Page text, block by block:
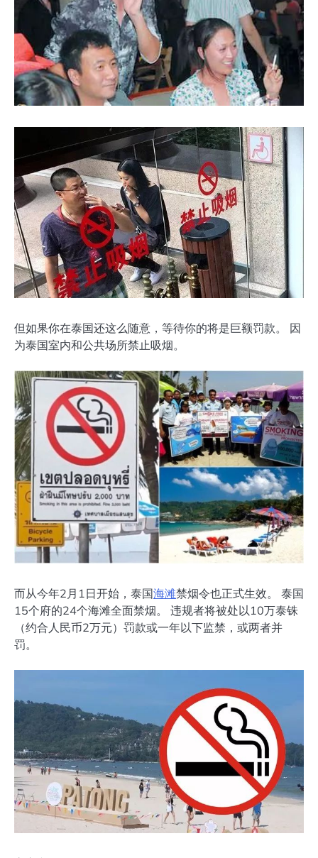
但如果你在泰国还这么随意，等待你的将是巨额罚款。 因
为泰国室内和公共场所禁止吸烟。
而从今年2月1日开始，泰国海滩禁烟令也正式生效。 泰国
15个府的24个海滩全面禁烟。 违规者将被处以10万泰铢
（约合人民币2万元）罚款或一年以下监禁，或两者并
罚。